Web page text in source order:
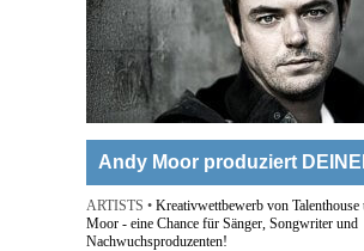
Andy Moor produziert
ARTISTS • Kreativwettbewerb von
Moor - eine Chance für Sänger, Songwriter und
Nachwuchsproduzenten!